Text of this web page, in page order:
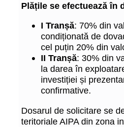
Plățile se efectuează în
I Tranșă: 70% din
condiționată de
cel puțin 20% din
II Tranșă: 30% din
la darea în
investiției și
confirmative.
Dosarul de solicitare se
teritoriale AIPA din zona